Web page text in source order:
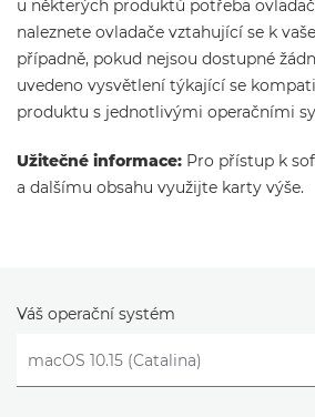
u některých produktů potřeba
naleznete ovladače vztahující se k
případně, pokud nejsou dostupné
uvedeno vysvětlení týkající se
produktu s jednotlivými operačními
Užitečné informace: Pro přístup k
a dalšímu obsahu využijte karty výše.
Váš operační systém